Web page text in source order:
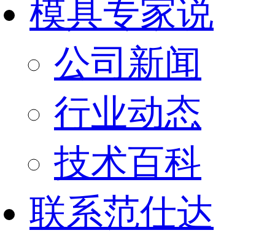
模具专家说
公司新闻
行业动态
技术百科
联系范仕达